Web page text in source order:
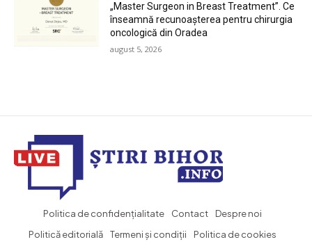
„Master Surgeon in Breast Treatment”. Ce
înseamnă recunoașterea pentru chirurgia
oncologică din Oradea
august 5, 2026
Politica de confidențialitate Contact
Despre noi
Politică editorială
Termeni și condiții
Politica de cookies